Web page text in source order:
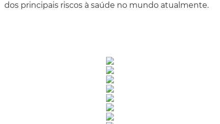
dos principais riscos à saúde no mundo atualmente.